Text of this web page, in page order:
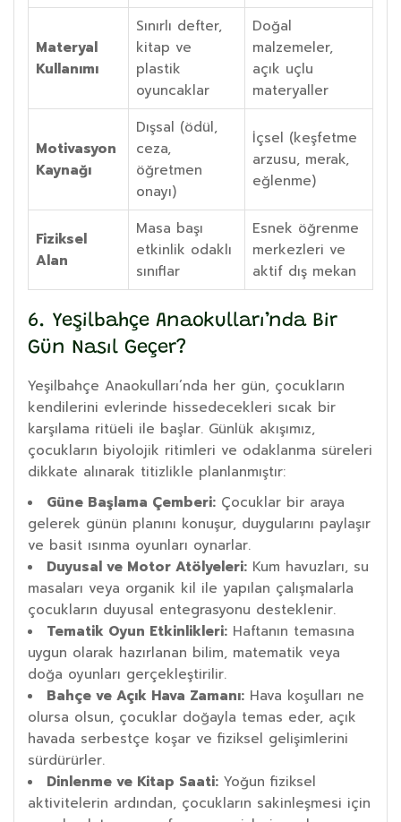
Materyal
Kullanımı
Sınırlı defter,
kitap ve
plastik
oyuncaklar
Doğal
malzemeler,
açık uçlu
materyaller
Motivasyon
Kaynağı
Dışsal (ödül,
ceza,
öğretmen
onayı)
İçsel (keşfetme
arzusu, merak,
eğlenme)
Fiziksel
Alan
Masa başı
etkinlik odaklı
sınıflar
Esnek öğrenme
merkezleri ve
aktif dış mekan
6. Yeşilbahçe Anaokulları’nda Bir
Gün Nasıl Geçer?
Yeşilbahçe Anaokulları’nda her gün, çocukların
kendilerini evlerinde hissedecekleri sıcak bir
karşılama ritüeli ile başlar. Günlük akışımız,
çocukların biyolojik ritimleri ve odaklanma süreleri
dikkate alınarak titizlikle planlanmıştır:
Güne Başlama Çemberi: Çocuklar bir araya
gelerek günün planını konuşur, duygularını paylaşır
ve basit ısınma oyunları oynarlar.
Duyusal ve Motor Atölyeleri: Kum havuzları, su
masaları veya organik kil ile yapılan çalışmalarla
çocukların duyusal entegrasyonu desteklenir.
Tematik Oyun Etkinlikleri: Haftanın temasına
uygun olarak hazırlanan bilim, matematik veya
doğa oyunları gerçekleştirilir.
Bahçe ve Açık Hava Zamanı: Hava koşulları ne
olursa olsun, çocuklar doğayla temas eder, açık
havada serbestçe koşar ve fiziksel gelişimlerini
sürdürürler.
Dinlenme ve Kitap Saati: Yoğun fiziksel
aktivitelerin ardından, çocukların sakinleşmesi için